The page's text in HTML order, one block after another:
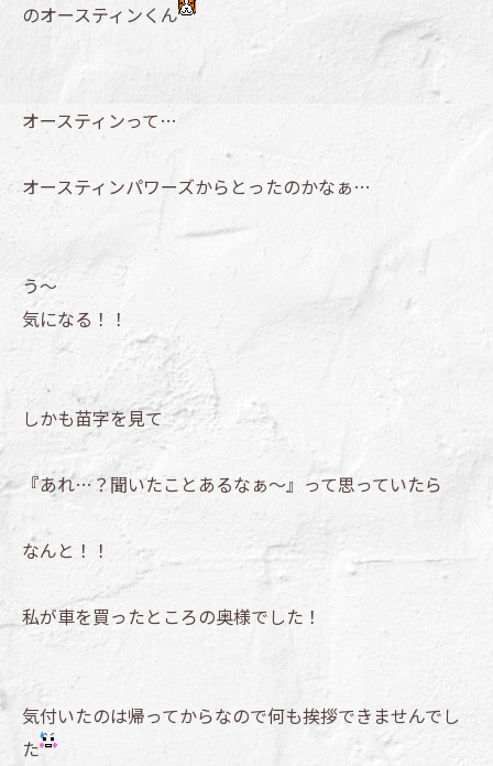
のオースティンくん
オースティンって…
オースティンパワーズからとったのかなぁ…
う～
気になる！！
しかも苗字を見て
『あれ…？聞いたことあるなぁ～』って思っていたら
なんと！！
私が車を買ったところの奥様でした！
気付いたのは帰ってからなので何も挨拶できませんでし
た